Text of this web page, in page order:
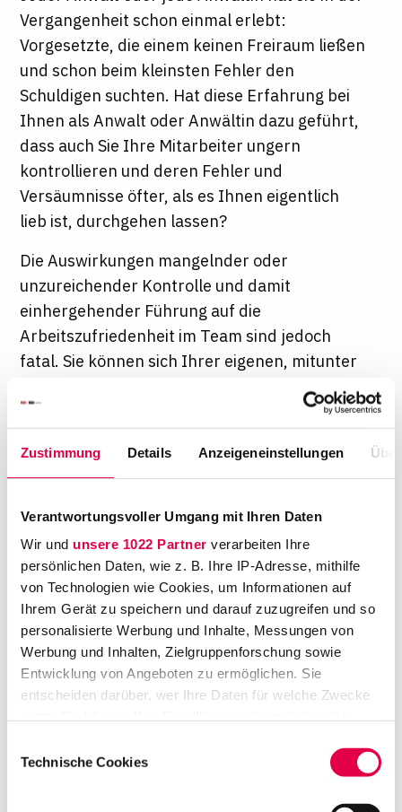
Zustimmung Details Anzeigeneinstellungen
Verantwortungsvoller Umgang mit Ihren Daten
Wir und unsere 1022 Partner verarbeiten Ihre
persönlichen Daten, wie z. B. Ihre IP-Adresse, mithilfe
von Technologien wie Cookies, um Informationen auf
Ihrem Gerät zu speichern und darauf zuzugreifen und so
personalisierte Werbung und Inhalte, Messungen von
Werbung und Inhalten, Zielgruppenforschung sowie
Entwicklung von Angeboten zu ermöglichen. Sie
entscheiden darüber, wer Ihre Daten für welche Zwecke
Trigger Symbol ändern oder widerrufen
Technische Cookies
Vergangenheit schon einmal erlebt:
Vorgesetzte, die einem keinen Freiraum ließen
und schon beim kleinsten Fehler den
Schuldigen suchten. Hat diese Erfahrung bei
Ihnen als Anwalt oder Anwältin dazu geführt,
dass auch Sie Ihre Mitarbeiter ungern
kontrollieren und deren Fehler und
Versäumnisse öfter, als es Ihnen eigentlich
lieb ist, durchgehen lassen?
Die Auswirkungen mangelnder oder
unzureichender Kontrolle und damit
einhergehender Führung auf die
Arbeitszufriedenheit im Team sind jedoch
fatal. Sie können sich Ihrer eigenen, mitunter
auch unbewussten "Kontrolllücken" allerdings
bewusstwerden und erreichen, künftig
bewirken.
Fokussieren auf das Ziel
Ein Grund für unzureichende Kontrolle von
Mitarbeitern ist, dass Sie als Führungskraft
nicht kleinlich wirken wollen. Mitunter geht es
auch darum, einer möglichen Zurückweisung
durch Worte wie "Dies ist doch gar kein Fehler.
Schließlich haben Sie mir gesagt, dass ich es
so erledigen soll." aus dem Wege zu gehen.